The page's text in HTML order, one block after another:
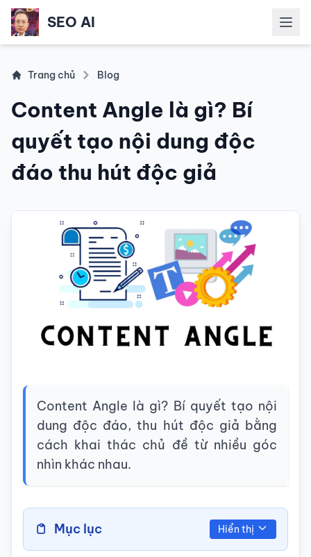
SEO AI Mở
Trang chủ Blog
Content Angle là gì? Bí
quyết tạo nội dung độc
đáo thu hút độc giả
Content Angle là gì? Bí quyết tạo nội
dung độc đáo, thu hút độc giả bằng
cách khai thác chủ đề từ nhiều góc
nhìn khác nhau.
Mục lục Hiển thị